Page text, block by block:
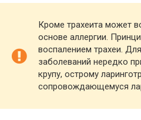
Кроме трахеита может
основе аллергии.
воспалением трахеи.
заболеваний нередко
крупу, острому
сопровождающемуся